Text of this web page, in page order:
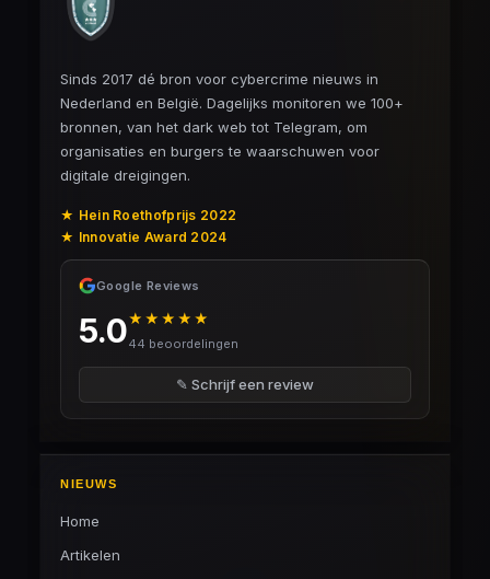
Sinds 2017 dé bron voor cybercrime nieuws in
Nederland en België. Dagelijks monitoren we 100+
bronnen, van het dark web tot Telegram, om
organisaties en burgers te waarschuwen voor
digitale dreigingen.
★ Hein Roethofprijs 2022
★ Innovatie Award 2024
Google Reviews
5.0★★★★★
44 beoordelingen
✎ Schrijf een review
NIEUWS
Home
Artikelen